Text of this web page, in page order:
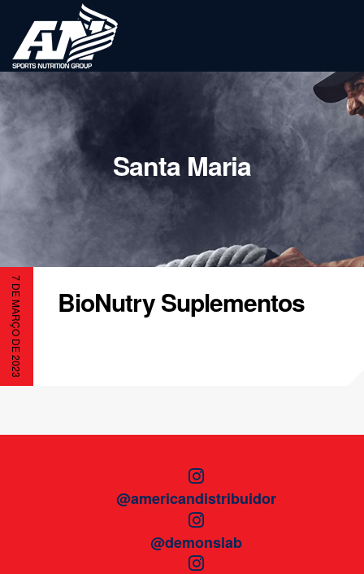
Santa Maria
7 DE MARÇO DE 2023 BioNutry Suplementos
@americandistribuidor
@demonslab